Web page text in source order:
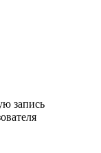
запись